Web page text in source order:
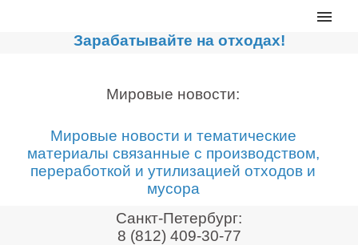
Главная
Сортировочные линии
Дробильное оборудование
Компакторы, контейнеры
Реализованные проекты
Видео
Зарабатывайте на отходах!
Мировые новости:
Мировые новости и тематические
материалы связанные с производством,
переработкой и утилизацией отходов и
мусора
Санкт-Петербург:
8 (812) 409-30-77